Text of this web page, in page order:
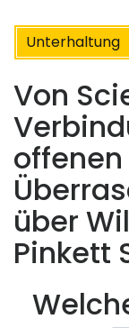
Unterhaltung
Von
offenen
über
Pinkett